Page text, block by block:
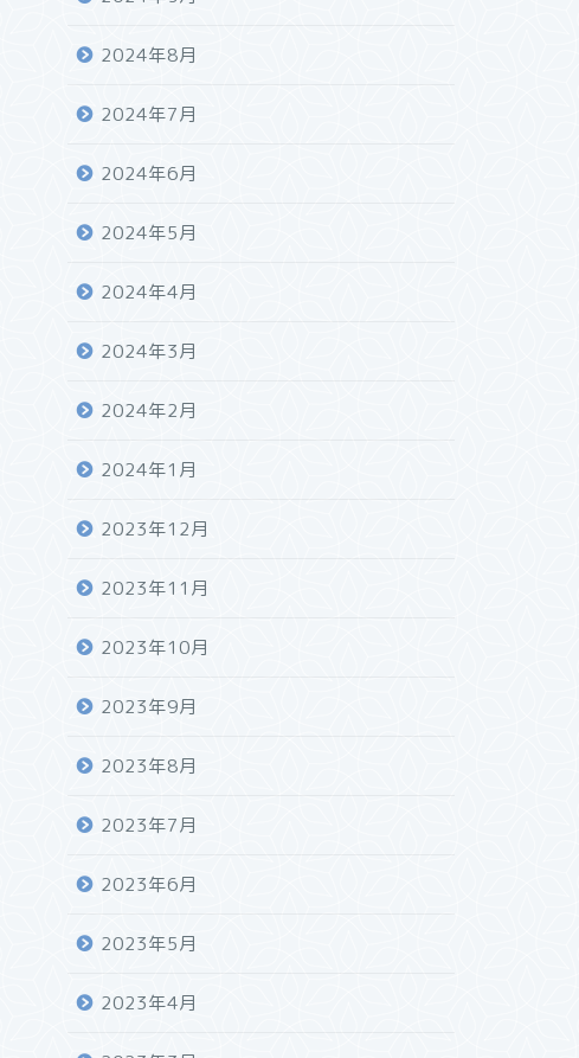
2024年8月
2024年7月
2024年6月
2024年5月
2024年4月
2024年3月
2024年2月
2024年1月
2023年12月
2023年11月
2023年10月
2023年9月
2023年8月
2023年7月
2023年6月
2023年5月
2023年4月